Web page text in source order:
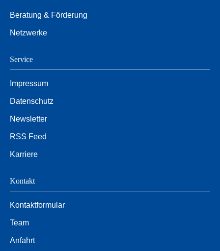
Beratung & Förderung
Netzwerke
Service
Impressum
Datenschutz
Newsletter
RSS Feed
Karriere
Kontakt
Kontaktformular
Team
Anfahrt